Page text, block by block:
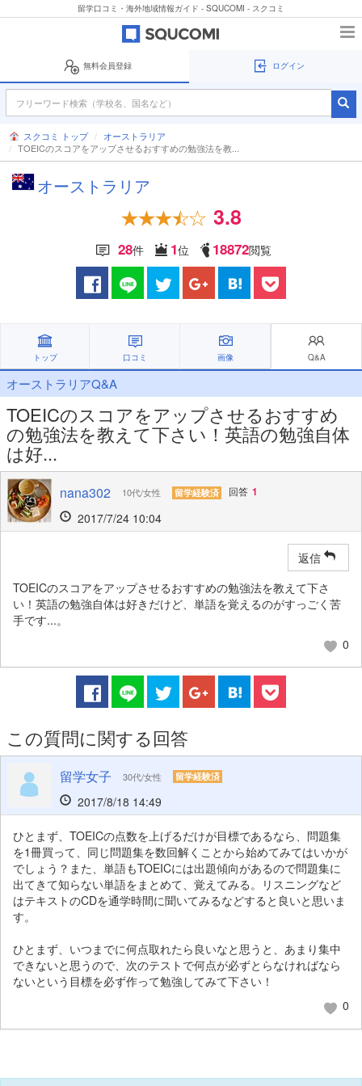
留学口コミ・海外地域情報ガイド - SQUCOMI - スクコミ
無料会員登録 ログイン
スクコミ トップ
オーストラリア
TOEICのスコアをアップさせるおすすめの勉強法を教...
オーストラリア
3.8
28件 1位 18872閲覧
トップ 口コミ 画像 Q&A
オーストラリアQ&A
TOEICのスコアをアップさせるおすすめ
の勉強法を教えて下さい！英語の勉強自体
は好...
nana302 10代/女性 留学経験済 回答 1
2017/7/24 10:04
返信
TOEICのスコアをアップさせるおすすめの勉強法を教えて下さ
い！英語の勉強自体は好きだけど、単語を覚えるのがすっごく苦
手です...。
0
この質問に関する回答
留学女子 30代/女性 留学経験済
2017/8/18 14:49
ひとまず、TOEICの点数を上げるだけが目標であるなら、問題集
を1冊買って、同じ問題集を数回解くことから始めてみてはいかが
でしょう？また、単語もTOEICには出題傾向があるので問題集に
出てきて知らない単語をまとめて、覚えてみる。リスニングなど
はテキストのCDを通学時間に聞いてみるなどすると良いと思いま
す。
ひとまず、いつまでに何点取れたら良いなと思うと、あまり集中
できないと思うので、次のテストで何点が必ずとらなければなら
ないという目標を必ず作って勉強してみて下さい！
0